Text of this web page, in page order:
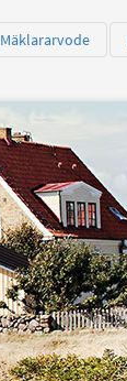
Mäklararvode